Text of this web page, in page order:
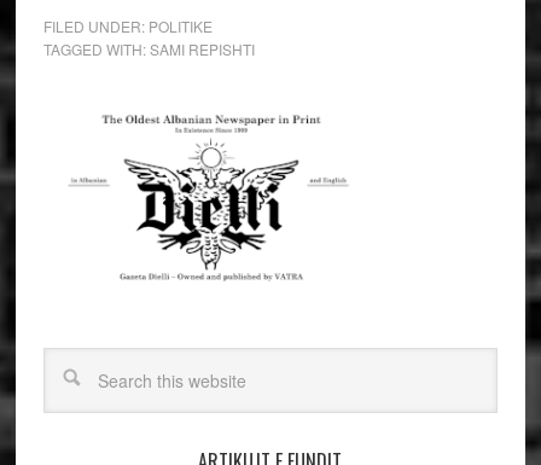
FILED UNDER: POLITIKE
TAGGED WITH:SAMI REPISHTI